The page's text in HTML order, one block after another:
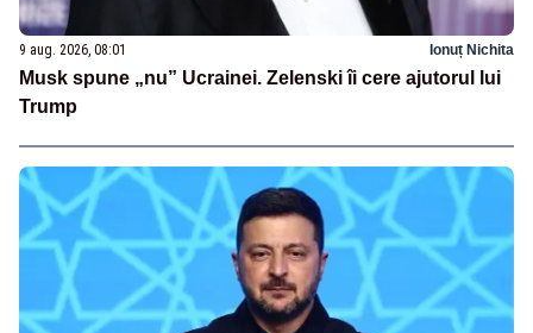
9 aug. 2026, 08:01 Ionuț Nichita
Musk spune „nu” Ucrainei. Zelenski îi cere ajutorul lui
Trump